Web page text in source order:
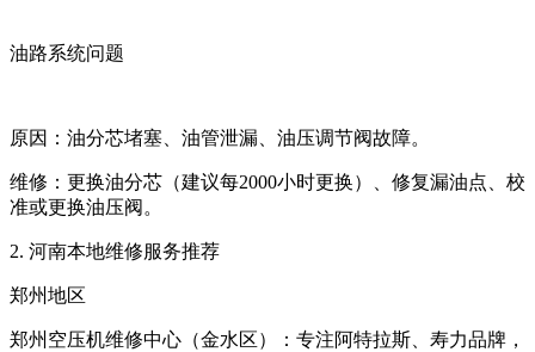
油路系统问题‌
原因‌：油分芯堵塞、油管泄漏、油压调节阀故障。
维修‌：更换油分芯（建议每2000小时更换）、修复漏油点、校
准或更换油压阀。
2. 河南本地维修服务推荐‌
郑州地区‌
郑州空压机维修中心‌（金水区）：专注阿特拉斯、寿力品牌，